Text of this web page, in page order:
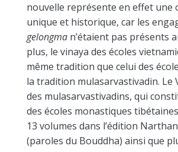
nouvelle représente en effet une
unique et historique, car les
gelongma n’étaient pas présents
plus, le vinaya des écoles
même tradition que celui des
la tradition mulasarvastivadin. Le
des mulasarvastivadins, qui
des écoles monastiques
13 volumes dans l’édition
(paroles du Bouddha) ainsi que